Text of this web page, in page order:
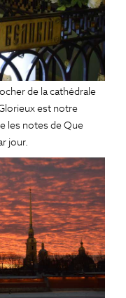
de la cathédrale
est notre
les notes de Que
jour.